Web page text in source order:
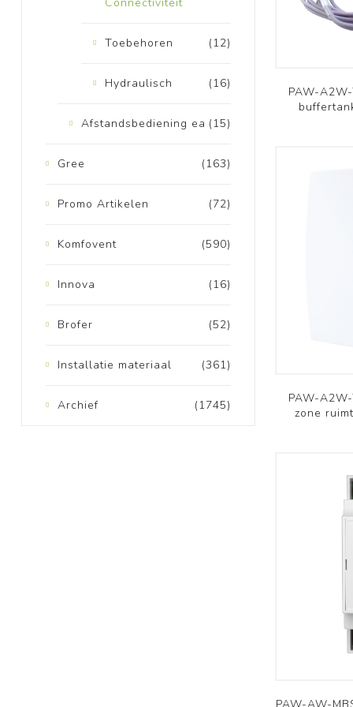
PAW-
PAW-
zone
PAW-AW-
(12)
Toebehoren
(16)
Hydraulisch
(15)
Afstandsbediening ea
(163)
Gree
(72)
Promo Artikelen
(590)
Komfovent
(16)
Innova
(52)
Brofer
(361)
Installatie materiaal
(1745)
Archief